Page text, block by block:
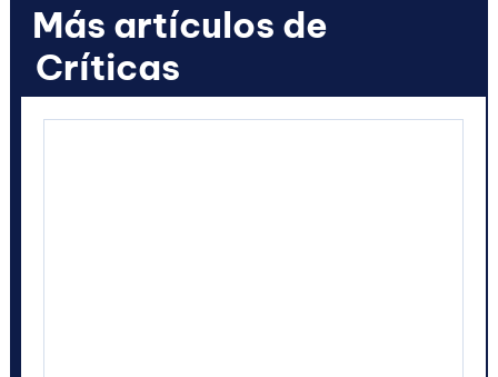
Más artículos de
Críticas